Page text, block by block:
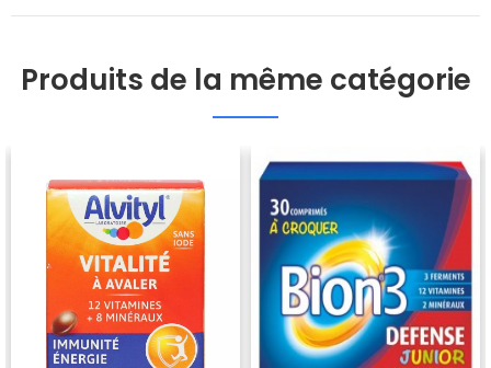
Produits de la même catégorie